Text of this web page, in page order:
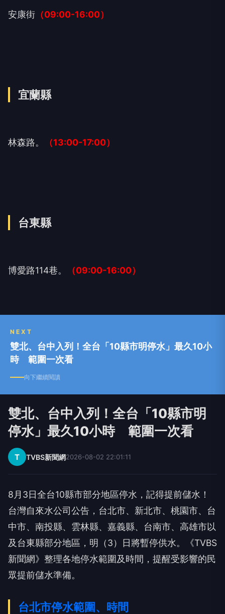
安康街 （09:00-16:00）
宜蘭縣
林森路。 （13:00-17:00）
台東縣
博愛路114巷。 （09:00-16:00）
NEXT
雙北、台中入列！全台「10縣市明停水」最久10小
時 範圍一次看
向下繼續閱讀
雙北、台中入列！全台「10縣市明
停水」最久10小時 範圍一次看
T TVBS新聞網2026-08-02 22:01:11
8月3日全台10縣市部分地區停水，記得提前儲水！
台灣自來水公司公告，台北市、新北市、桃園市、台
中市、南投縣、雲林縣、嘉義縣、台南市、高雄市以
及台東縣部分地區，明（3）日將暫停供水。《TVBS
新聞網》整理各地停水範圍及時間，提醒受影響的民
眾提前儲水準備。
台北市停水範圍、時間